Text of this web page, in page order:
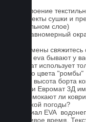
1. Отслоение
2. Дефекты сушки и
текстильном слое)
3. Неравномерный
Для замены
Серые eva бывают у
Евромат использует
черного цвета "ромбы"
Какова высота борта
Коврики Евромат 3Д
Не промокают ли
для сухой погоды?
Материал EVA
дождливое время.